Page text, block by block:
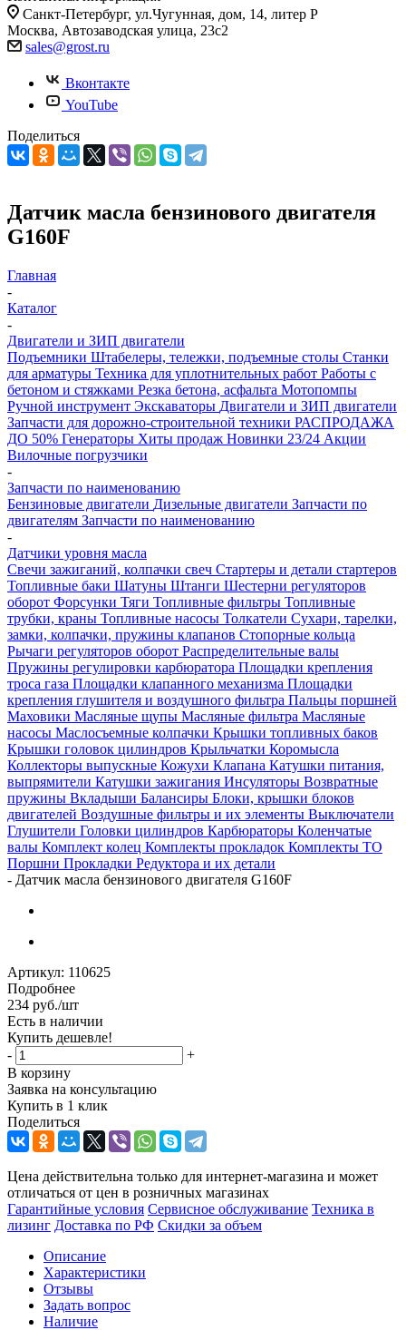
Санкт-Петербург, ул.Чугунная, дом, 14, литер Р
Москва, Автозаводская улица, 23с2
sales@grost.ru
Вконтакте
YouTube
Поделиться
Датчик масла бензинового двигателя
G160F
Главная
-
Каталог
-
Двигатели и ЗИП двигатели
Подъемники Штабелеры, тележки, подъемные столы Станки
для арматуры Техника для уплотнительных работ Работы с
бетоном и стяжками Резка бетона, асфальта Мотопомпы
Ручной инструмент Экскаваторы Двигатели и ЗИП двигатели
Запчасти для дорожно-строительной техники РАСПРОДАЖА
ДО 50% Генераторы Хиты продаж Новинки 23/24 Акции
Вилочные погрузчики
-
Запчасти по наименованию
Бензиновые двигатели Дизельные двигатели Запчасти по
двигателям Запчасти по наименованию
-
Датчики уровня масла
Свечи зажиганий, колпачки свеч Стартеры и детали стартеров
Топливные баки Шатуны Штанги Шестерни регуляторов
оборот Форсунки Тяги Топливные фильтры Топливные
трубки, краны Топливные насосы Толкатели Сухари, тарелки,
замки, колпачки, пружины клапанов Стопорные кольца
Рычаги регуляторов оборот Распределительные валы
Пружины регулировки карбюратора Площадки крепления
троса газа Площадки клапанного механизма Площадки
крепления глушителя и воздушного фильтра Пальцы поршней
Маховики Масляные щупы Масляные фильтра Масляные
насосы Маслосъемные колпачки Крышки топливных баков
Крышки головок цилиндров Крыльчатки Коромысла
Коллекторы выпускные Кожухи Клапана Катушки питания,
выпрямители Катушки зажигания Инсуляторы Возвратные
пружины Вкладыши Балансиры Блоки, крышки блоков
двигателей Воздушные фильтры и их элементы Выключатели
Глушители Головки цилиндров Карбюраторы Коленчатые
валы Комплект колец Комплекты прокладок Комплекты ТО
Поршни Прокладки Редуктора и их детали
- Датчик масла бензинового двигателя G160F
Артикул: 110625
Подробнее
234 руб./шт
Есть в наличии
Купить дешевле!
-
+
В корзину
Заявка на консультацию
Купить в 1 клик
Поделиться
Цена действительна только для интернет-магазина и может
отличаться от цен в розничных магазинах
Гарантийные условия Сервисное обслуживание Техника в
лизинг Доставка по РФ Скидки за объем
Описание
Характеристики
Отзывы
Задать вопрос
Наличие